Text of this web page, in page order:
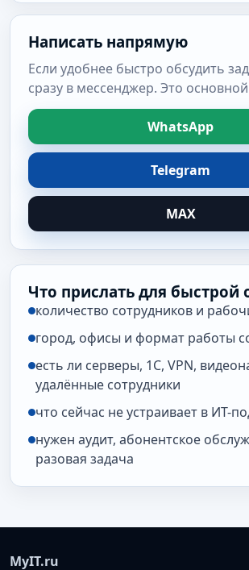
Написать напрямую
Если удобнее быстро обсудить
сразу в мессенджер. Это
WhatsApp
Telegram
MAX
Что прислать для быстрой
количество сотрудников и
город, офисы и формат работы
есть ли серверы, 1С, VPN,
удалённые сотрудники
что сейчас не устраивает в ИТ-
нужен аудит, абонентское
разовая задача
MyIT.ru